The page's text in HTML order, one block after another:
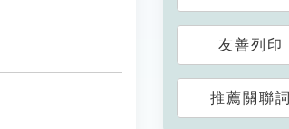
友善列印
推薦關聯詞